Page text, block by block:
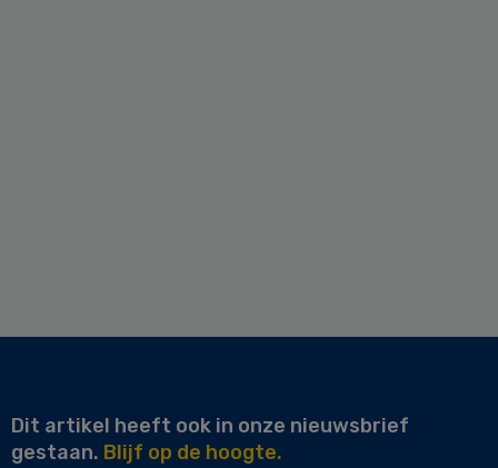
Dit artikel heeft ook in onze nieuwsbrief
gestaan. Blijf op de hoogte.